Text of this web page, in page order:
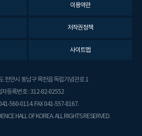
이용약관
저작권정책
사이트맵
천안시 동남구 목천읍 독립기념관로 1
자등록번호 : 312-82-02552
560-0114. FAX 041-557-8167.
HALL OF KOREA. ALL RIGHTS RESERVED.